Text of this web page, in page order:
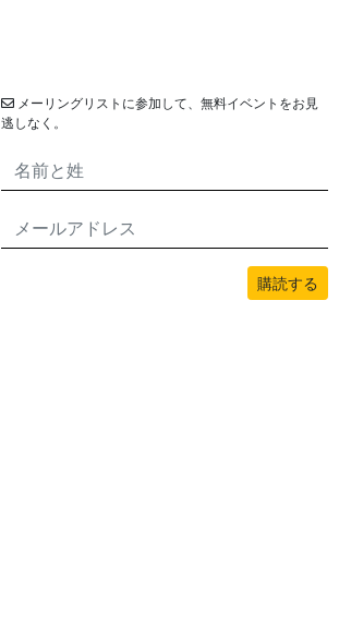
メーリングリストに参加して、無料イベントをお見
逃しなく。
購読する